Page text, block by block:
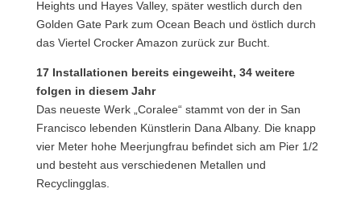
Heights und Hayes Valley, später westlich durch den
Golden Gate Park zum Ocean Beach und östlich durch
das Viertel Crocker Amazon zurück zur Bucht.
17 Installationen bereits eingeweiht, 34 weitere
folgen in diesem Jahr
Das neueste Werk „Coralee“ stammt von der in San
Francisco lebenden Künstlerin Dana Albany. Die knapp
vier Meter hohe Meerjungfrau befindet sich am Pier 1/2
und besteht aus verschiedenen Metallen und
Recyclingglas.